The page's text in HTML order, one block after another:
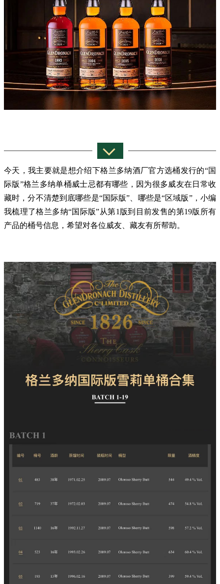
今天，我主要就是想介绍下格兰多纳酒厂官方选桶发行的“国
际版”格兰多纳单桶威士忌都有哪些，因为很多威友在日常收
藏时，分不清楚到底哪些是“国际版”、哪些是“区域版”，小编
我梳理了格兰多纳“国际版”从第1版到目前发售的第19版所有
产品的桶号信息，希望对各位威友、藏友有所帮助。